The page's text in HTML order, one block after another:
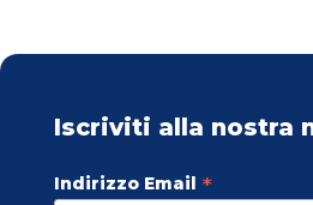
Iscriviti alla nostra
Indirizzo Email *